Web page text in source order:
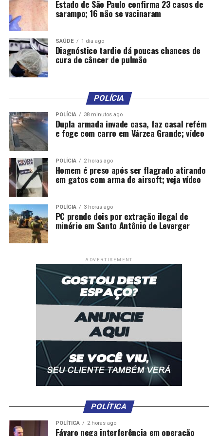
GABINETE
GESTÃO GGI INTEGRADA
INTEGRANTES
TRANSIÇÃO
UP NEXT
Funcionários terceirizados da prefeitura estão com
salários atrasados há 4 meses
DON'T MISS
Show Safra 2025 é lançado e promete inovação e
Estado de São Paulo confirma 23 casos de
sarampo; 16 não se vacinaram
SAÚDE 1 dia ago
Diagnóstico tardio dá poucas chances de
cura do câncer de pulmão
POLÍCIA
POLÍCIA 38 minutos ago
Dupla armada invade casa, faz casal refém
e foge com carro em Várzea Grande; vídeo
POLÍCIA 2 horas ago
Homem é preso após ser flagrado atirando
em gatos com arma de airsoft; veja vídeo
POLÍCIA 3 horas ago
PC prende dois por extração ilegal de
minério em Santo Antônio de Leverger
ADVERTISEMENT
POLÍTICA
POLÍTICA 2 horas ago
Fávaro nega interferência em operação